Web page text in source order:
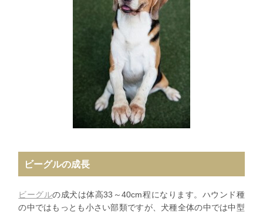
ビーグルの成長
ビーグルの成犬は体高33～40cm程になります。ハウンド種
の中ではもっとも小さい部類ですが、犬種全体の中では中型